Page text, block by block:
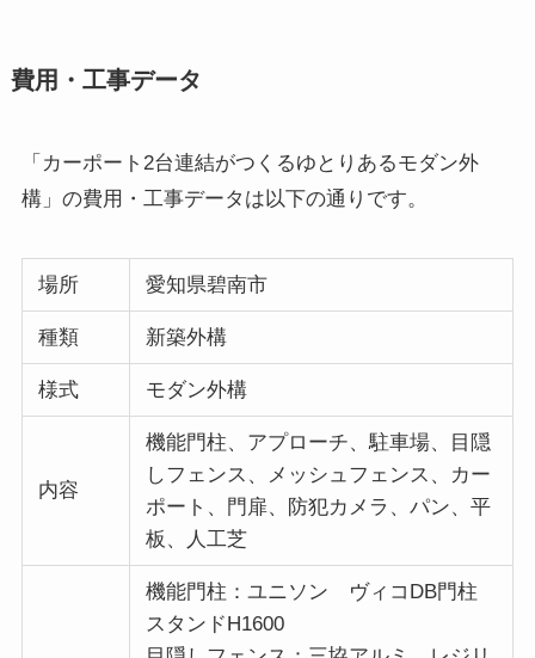
費用・工事データ
「カーポート2台連結がつくるゆとりあるモダン外
構」の費用・工事データは以下の通りです。
場所 愛知県碧南市
種類 新築外構
様式 モダン外構
内容
機能門柱、アプローチ、駐車場、目隠
しフェンス、メッシュフェンス、カー
ポート、門扉、防犯カメラ、パン、平
板、人工芝
機能門柱：ユニソン ヴィコDB門柱
スタンドH1600